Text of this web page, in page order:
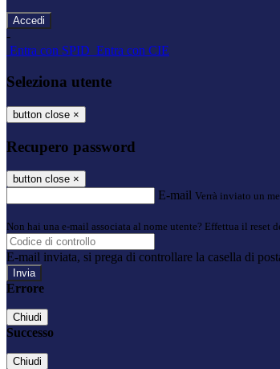
-
Entra con SPID Entra con CIE
Seleziona utente
button close ×
Recupero password
button close ×
E-mail Verrà inviato un
Non hai una e-mail associata al nome utente? Effettua il reset
E-mail inviata, si prega di controllare la casella di
Errore
Chiudi
Successo
Chiudi